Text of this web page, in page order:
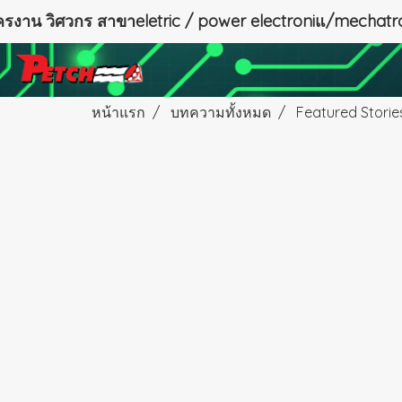
งาน วิศวกร สาขาeletric / power electroniแ/
หน้าแรก บทความทั้งหมด Featured